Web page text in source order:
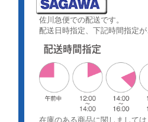
佐川急便での配送です。
配送日時指定、下記時間指定が
在庫のある商品に関しまして